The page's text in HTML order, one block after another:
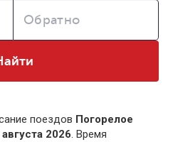
Обратно
поездов Погорелое
августа 2026. Время